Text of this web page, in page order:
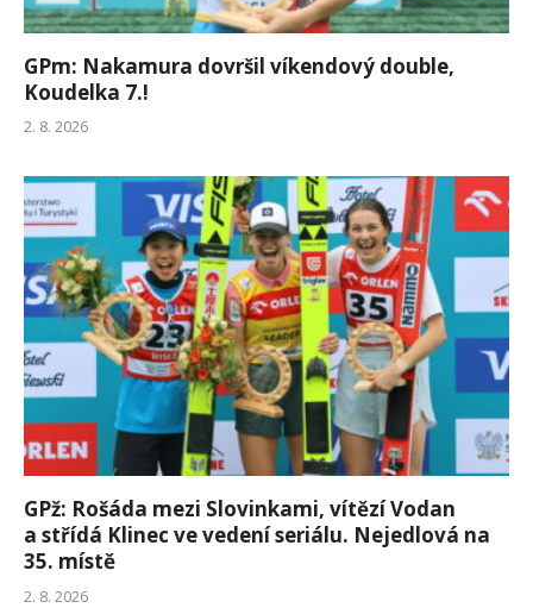
GPm: Nakamura dovršil víkendový double,
Koudelka 7.!
2. 8. 2026
GPž: Rošáda mezi Slovinkami, vítězí Vodan
a střídá Klinec ve vedení seriálu. Nejedlová na
35. místě
2. 8. 2026